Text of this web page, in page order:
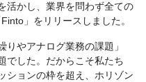
活かし、業界を問わず全ての
」をリリースしました。
やアナログ業務の課題」
でした。だからこそ私たち
ションの枠を超え、ホリゾン